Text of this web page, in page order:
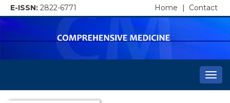
E-ISSN: 2822-6771 Contact
Home |